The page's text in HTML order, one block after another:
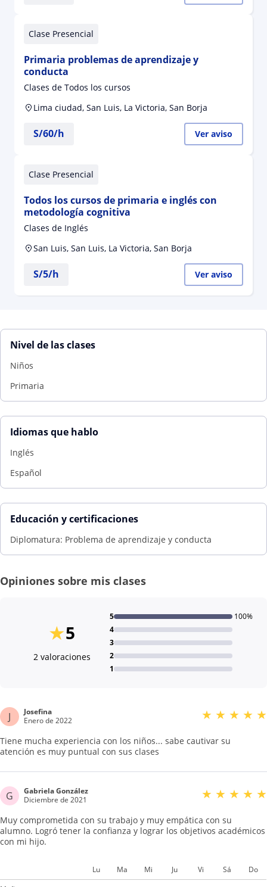
Clase Presencial
Primaria problemas de aprendizaje y
conducta
Clases de Todos los cursos
Lima ciudad, San Luis, La Victoria, San Borja
S/60/h Ver aviso
Clase Presencial
Todos los cursos de primaria e inglés con
metodología cognitiva
Clases de Inglés
San Luis, San Luis, La Victoria, San Borja
S/5/h Ver aviso
Nivel de las clases
Niños
Primaria
Idiomas que hablo
Inglés
Español
Educación y certificaciones
Diplomatura: Problema de aprendizaje y conducta
Opiniones sobre mis clases
5
★
2 valoraciones
1
2
3
4
5 100%
J
Josefina
Enero de 2022
★ ★ ★ ★ ★
Tiene mucha experiencia con los niños... sabe cautivar su
atención es muy puntual con sus clases
G
Gabriela González
Diciembre de 2021
★ ★ ★ ★ ★
Muy comprometida con su trabajo y muy empática con su
alumno. Logró tener la confianza y lograr los objetivos académicos
con mi hijo.
Lu Ma Mi Ju Vi Sá
Do